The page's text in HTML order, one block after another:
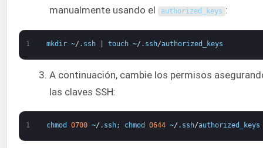
manualmente usando el
authorized_keys :
1 mkdir ~/ . ssh touch ~/ . ssh/authorized_keys
A continuación, cambie los permisos
las claves SSH:
1 chmod 0700 ~/ . ssh; chmod 0644 ~/ . ssh/authorized_keys